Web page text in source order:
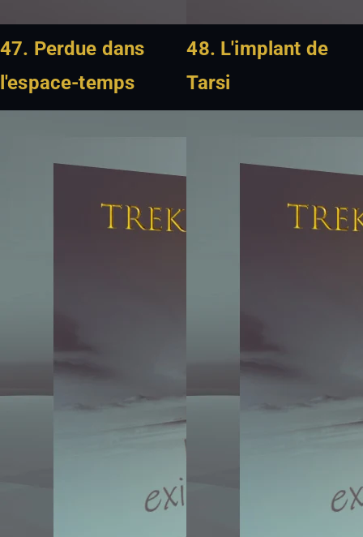
47. Perdue dans
l'espace-temps
48. L'implant de
Tarsi